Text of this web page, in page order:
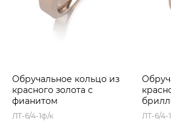
Обручальное кольцо из
красного золота с
фианитом
ЛТ-6/4-1ф/к ЛТ-6/4-